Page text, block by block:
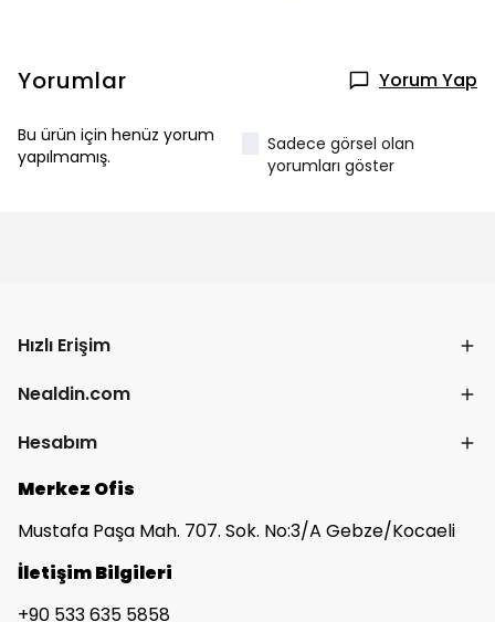
Yorumlar Yorum Yap
Bu ürün için henüz yorum
yapılmamış.
Sadece görsel olan
yorumları göster
Hızlı Erişim
Nealdin.com
Hesabım
Merkez Ofis
Mustafa Paşa Mah. 707. Sok. No:3/A Gebze/Kocaeli
İletişim Bilgileri
+90 533 635 5858